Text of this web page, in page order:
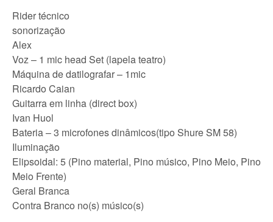
Rider técnico
sonorização
Alex
Voz – 1 mic head Set (lapela teatro)
Máquina de datilografar – 1mic
Ricardo Caian
Guitarra em linha (direct box)
Ivan Huol
Bateria – 3 microfones dinâmicos(tipo Shure SM 58)
Iluminação
Elipsoidal: 5 (Pino material, Pino músico, Pino Meio, Pino
Meio Frente)
Geral Branca
Contra Branco no(s) músico(s)